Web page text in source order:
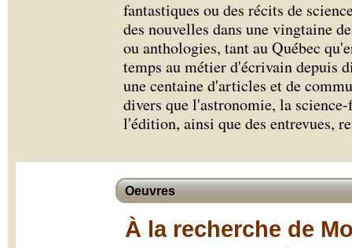
fantastiques ou des récits de
des nouvelles dans une vingtaine
ou anthologies, tant au Québec
temps au métier d'écrivain depuis
une centaine d'articles et de
divers que l'astronomie, la
l'édition, ainsi que des entrevues,
Oeuvres
À la recherche de